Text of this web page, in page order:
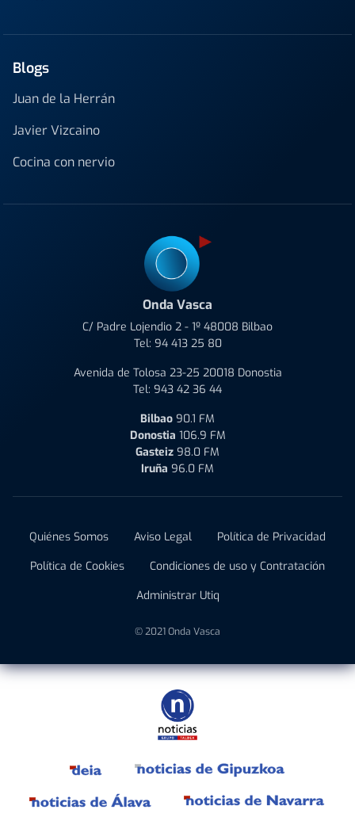
Blogs
Juan de la Herrán
Javier Vizcaino
Cocina con nervio
Onda Vasca
C/ Padre Lojendio 2 - 1º 48008 Bilbao
Tel: 94 413 25 80
Avenida de Tolosa 23-25 20018 Donostia
Tel: 943 42 36 44
Bilbao 90.1 FM
Donostia 106.9 FM
Gasteiz 98.0 FM
Iruña 96.0 FM
Quiénes Somos Aviso Legal
Política de Privacidad
Política de Cookies
Condiciones de uso y Contratación
Administrar Utiq
© 2021 Onda Vasca